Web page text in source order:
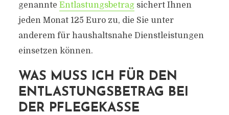
genannte Entlastungsbetragsichert Ihnen
jeden Monat 125 Euro zu, die Sie unter
anderem für haushaltsnahe Dienstleistungen
einsetzen können.
WAS MUSS ICH FÜR DEN
ENTLASTUNGSBETRAG BEI
DER PFLEGEKASSE